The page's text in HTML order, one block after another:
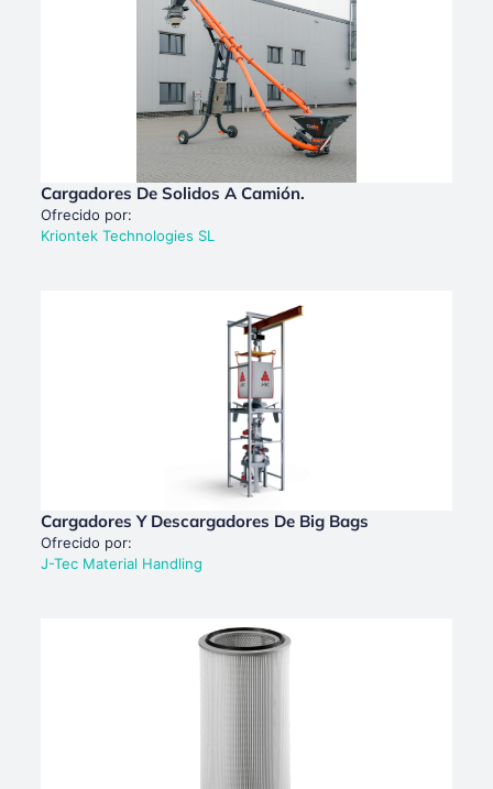
Cargadores De Solidos A Camión.
Ofrecido por:
Kriontek Technologies SL
Cargadores Y Descargadores De Big Bags
Ofrecido por:
J-Tec Material Handling